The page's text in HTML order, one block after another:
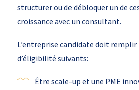
structurer ou de débloquer un de
croissance avec un consultant.
L’entreprise candidate doit
d’éligibilité suivants:
Être scale-up et une PME